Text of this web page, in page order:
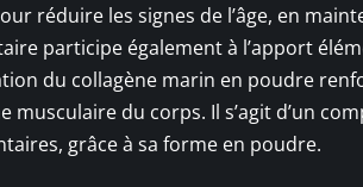
réduire les signes de l’âge, en
participe également à l’apport
du collagène marin en poudre
musculaire du corps. Il s’agit d’un
grâce à sa forme en poudre.